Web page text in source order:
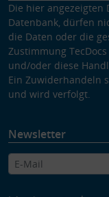
Die hier angezeigten
Datenbank, dürfen
die Daten oder die
Zustimmung
und/oder diese
Ein Zuwiderhandeln
und wird verfolgt.
Newsletter